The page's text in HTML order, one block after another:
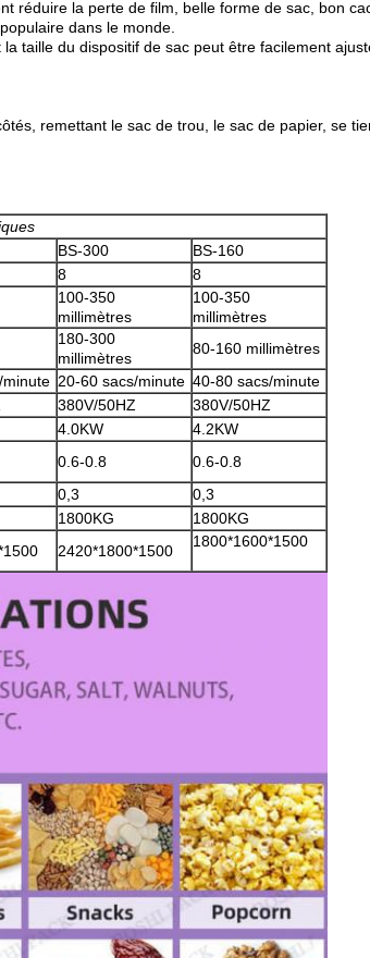
réduire la perte de film, belle forme de sac, bon
dans le monde.
taille du dispositif de sac peut être facilement
remettant le sac de trou, le sac de papier, se
BS-300
BS-160
8
8
100-350
millimètres
100-350
millimètres
180-300
millimètres
80-160 millimètres
minute 20-60 sacs/minute 40-80 sacs/minute
380V/50HZ
380V/50HZ
4.0KW
4.2KW
0.6-0.8
0.6-0.8
0,3
0,3
1800KG
1800KG
2420*1800*1500
1800*1600*1500